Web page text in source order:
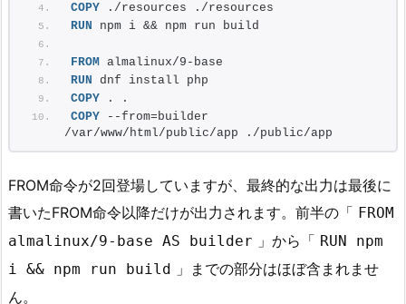
COPY ./resources ./resources
RUN npm i && npm run build
FROM almalinux/9-base
RUN dnf install php
COPY . .
COPY --from=builder
/var/www/html/public/app ./public/app
FROM命令が2回登場していますが、最終的な出力は最後に
書いたFROM命令以降だけが出力されます。前半の「 FROM
almalinux/9-base AS builder 」から「 RUN npm
i && npm run build 」までの部分はほぼ含まれませ
ん。